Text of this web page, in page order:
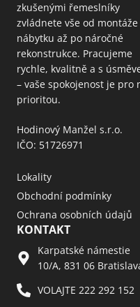
zkušenými řemeslníky
zvládnete vše od montáže
nábytku až po náročné
rekonstrukce. Pracujeme
rychle, kvalitně a s
– vaše spokojenost je pro
prioritou.
Hodinový Manžel s.r.o.
IČO: 51726971
Lokality
Obchodní podmínky
Ochrana osobních údajů
KONTAKT
Karpatské námestie
10/A, 831 06
VOLAJTE 222 292 152